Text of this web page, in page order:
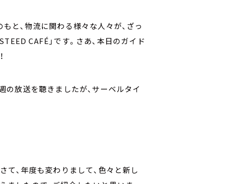
と、物流に関わる様々な人々が、ざっ
CAFÉ」です。さあ、本日のガイド
の放送を聴きましたが、サーベルタイ
て、年度も変わりまして、色々と新し